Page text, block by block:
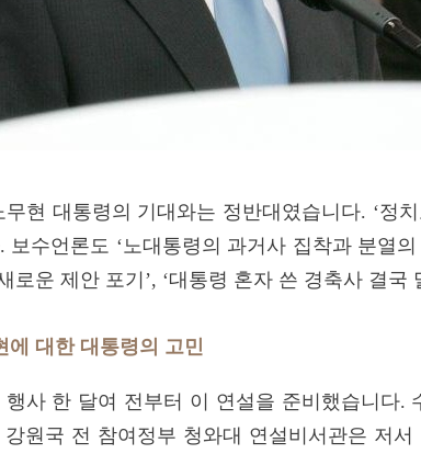
현 대통령의 기대와는 정반대였습니다. ‘정
보수언론도 ‘노대통령의 과거사 집착과 분열
로운 제안 포기’, ‘대통령 혼자 쓴 경축사 결
에 대한 대통령의 고민
행사 한 달여 전부터 이 연설을 준비했습니다
강원국 전 참여정부 청와대 연설비서관은 저